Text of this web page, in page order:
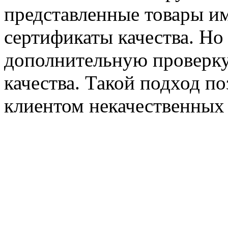
представленные товары
сертификаты качества.
дополнительную
качества. Такой подход
клиентом